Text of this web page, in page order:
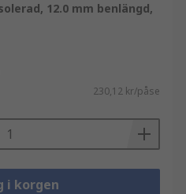
12.0 mm benlängd,
230,12 kr/påse
i korgen